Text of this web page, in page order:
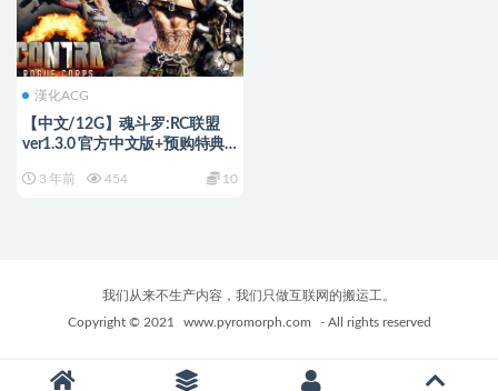
漢化ACG
【中文/12G】魂斗罗:RC联盟
ver1.3.0 官方中文版+预购特典
3 年前 454 10
我们从来不生产内容，我们只做互联网的搬运工。
Copyright © 2021
www.pyromorph.com - All rights reserved